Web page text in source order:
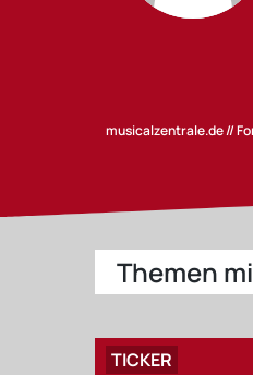
musicalzentrale.de //
Themen
TICKER